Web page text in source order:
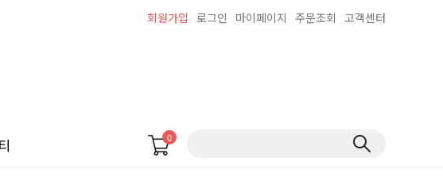
회원가입 로그인 마이페이지 주문조회 고객센터
0